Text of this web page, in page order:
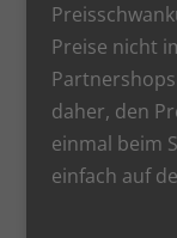
Preise nicht
daher, den
einmal beim
einfach auf